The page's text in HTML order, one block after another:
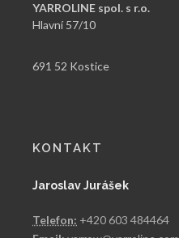
YARROLINE spol. s r.o.
Hlavní 57/10
691 52 Kostice
KONTAKT
Jaroslav Jurášek
Telefon: +420 603 484464